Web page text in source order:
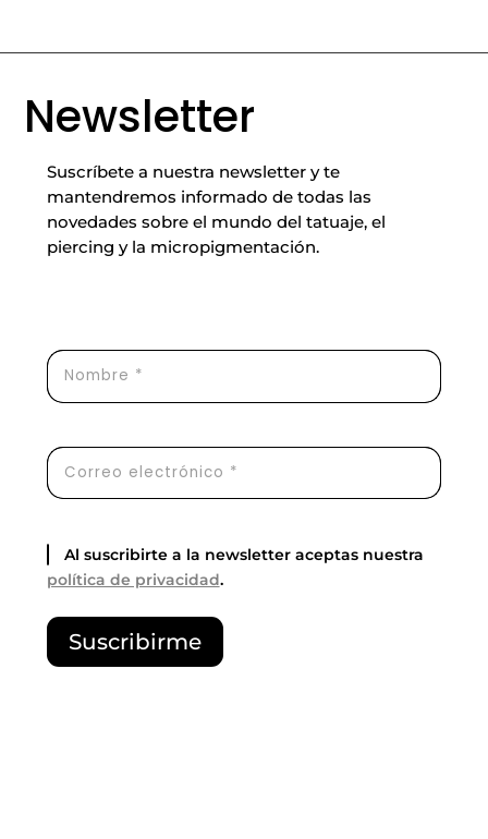
Newsletter
Suscríbete a nuestra newsletter y te
mantendremos informado de todas las
novedades sobre el mundo del tatuaje, el
piercing y la micropigmentación.
Al suscribirte a la newsletter aceptas nuestra
política de privacidad.
P
o
Suscribirme